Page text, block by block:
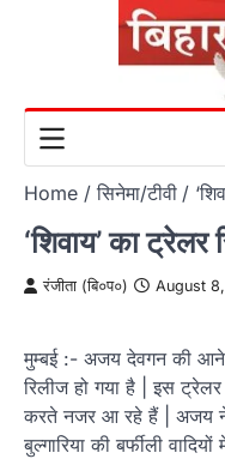
Home सिनेमा/टीवी
‘शिवाय’ का ट्रेलर
रंजीता (बि०प०) August
मुम्बई :- अजय देवगन की आने
रिलीज हो गया है | इस
करते नजर आ रहे हैं | अजय ने
बुल्गारिया की बर्फीली